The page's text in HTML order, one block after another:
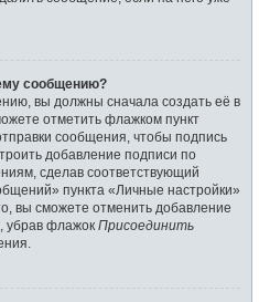
сообщению?
вы должны сначала создать её в
отметить флажком пункт
сообщения, чтобы подпись
добавление подписи по
сделав соответствующий
пункта «Личные настройки»
вы сможете отменить добавление
убрав флажок Присоединить